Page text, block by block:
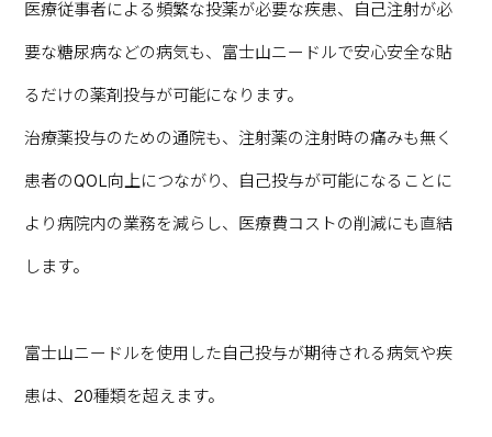
医療従事者による頻繁な投薬が必要な疾患、自己注射が必
要な糖尿病などの病気も、富士山ニードルで安心安全な貼
るだけの薬剤投与が可能になります。
治療薬投与のための通院も、注射薬の注射時の痛みも無く
患者のQOL向上につながり、自己投与が可能になることに
より病院内の業務を減らし、医療費コストの削減にも直結
します。
富士山ニードルを使用した自己投与が期待される病気や疾
患は、20種類を超えます。